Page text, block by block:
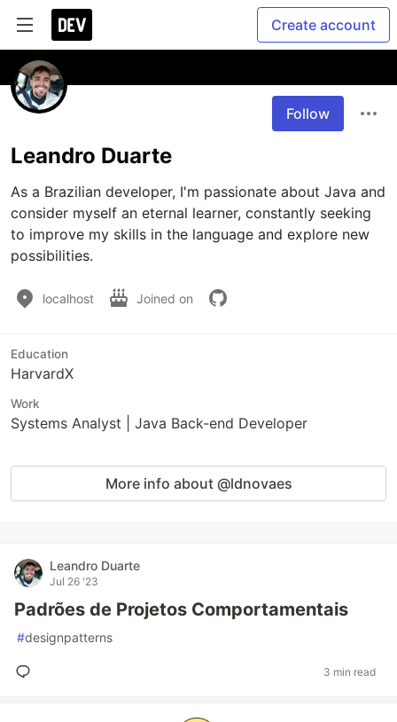
Create account
Follow
Leandro Duarte
As a Brazilian developer, I'm passionate about Java and
consider myself an eternal learner, constantly seeking
to improve my skills in the language and explore new
possibilities.
localhost Joined on
Education
HarvardX
Work
Systems Analyst | Java Back-end Developer
More info about @ldnovaes
Leandro Duarte
Jul 26 '23
Padrões de Projetos Comportamentais
#designpatterns
3 min read